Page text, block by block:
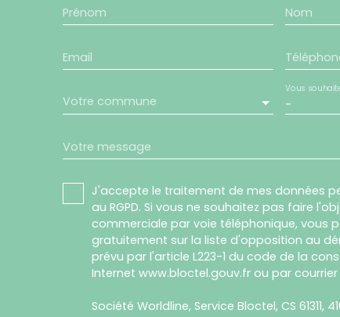
Prénom Nom
Email
Votre commune -
Vous
Votre message
J'accepte le traitement de mes données
au RGPD. Si vous ne souhaitez pas faire
commerciale par voie téléphonique, vous
gratuitement sur la liste d'opposition au
prévu par l'article L223-1 du code de la
Internet www.bloctel.gouv.fr ou par courrier
Société Worldline, Service Bloctel, CS 61311,